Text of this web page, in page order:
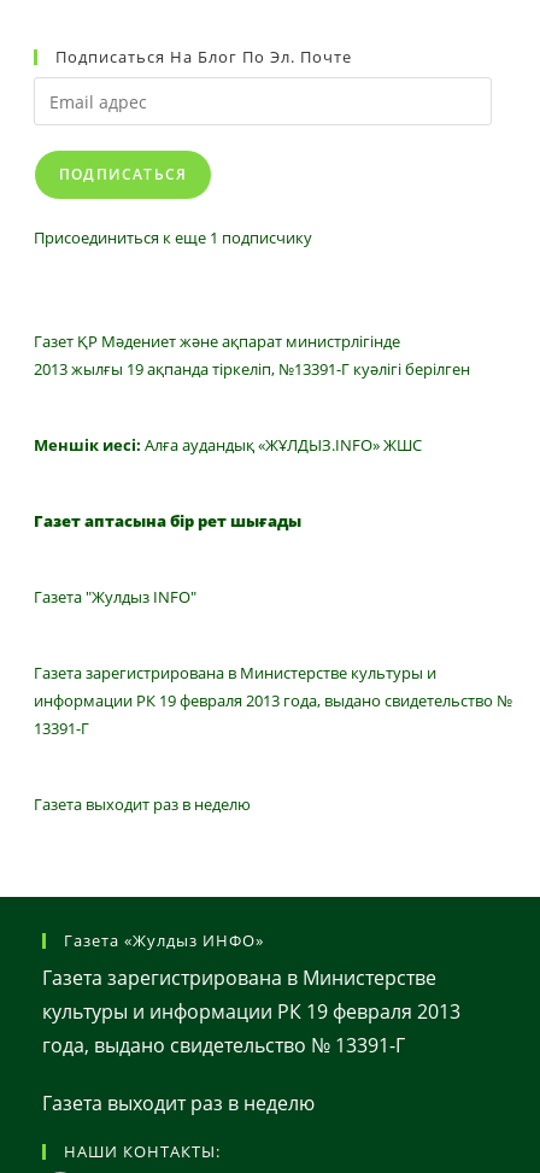
Подписаться На Блог По Эл. Почте
Email
адрес
ПОДПИСАТЬСЯ
Присоединиться к еще 1 подписчику
Газет ҚР Мәдениет және ақпарат министрлігінде
2013 жылғы 19 ақпанда тіркеліп, №13391-Г куәлігі берілген
Меншік иесі: Алға аудандық «ЖҰЛДЫЗ.INFO» ЖШС
Газет аптасына бір рет шығады
Газета "Жулдыз INFO"
Газета зарегистрирована в Министерстве культуры и
информации РК 19 февраля 2013 года, выдано свидетельство №
13391-Г
Газета выходит раз в неделю
Газета «Жулдыз ИНФО»
Газета зарегистрирована в Министерстве
культуры и информации РК 19 февраля 2013
года, выдано свидетельство № 13391-Г
Газета выходит раз в неделю
НАШИ КОНТАКТЫ: